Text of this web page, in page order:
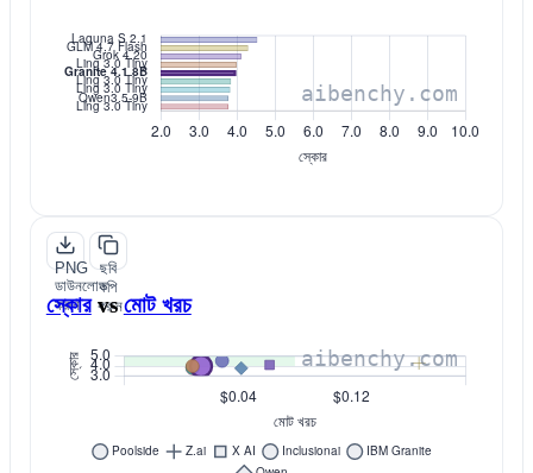
PNG
ডাউনলোড
করুন
ছবি
কপি
করুন
স্কোর vs মোট খরচ